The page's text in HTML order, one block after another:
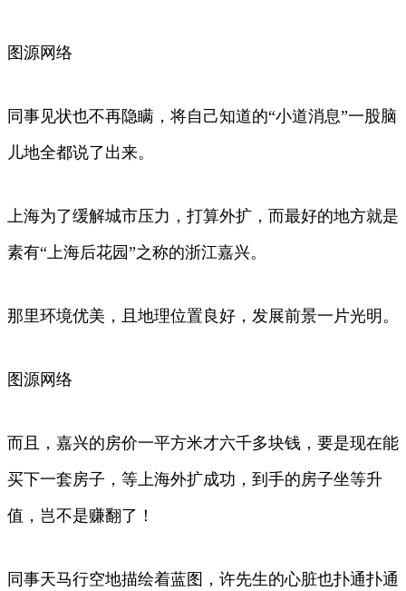
图源网络
同事见状也不再隐瞒，将自己知道的“小道消息”一股脑
儿地全都说了出来。
上海为了缓解城市压力，打算外扩，而最好的地方就是
素有“上海后花园”之称的浙江嘉兴。
那里环境优美，且地理位置良好，发展前景一片光明。
图源网络
而且，嘉兴的房价一平方米才六千多块钱，要是现在能
买下一套房子，等上海外扩成功，到手的房子坐等升
值，岂不是赚翻了！
同事天马行空地描绘着蓝图，许先生的心脏也扑通扑通